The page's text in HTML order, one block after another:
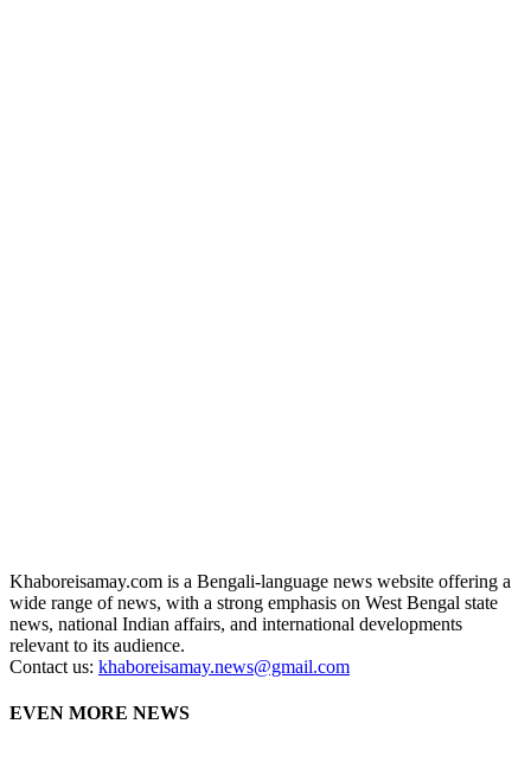
Khaboreisamay.com is a Bengali-language news website offering a
wide range of news, with a strong emphasis on West Bengal state
news, national Indian affairs, and international developments
relevant to its audience.
Contact us: khaboreisamay.news@gmail.com
EVEN MORE NEWS